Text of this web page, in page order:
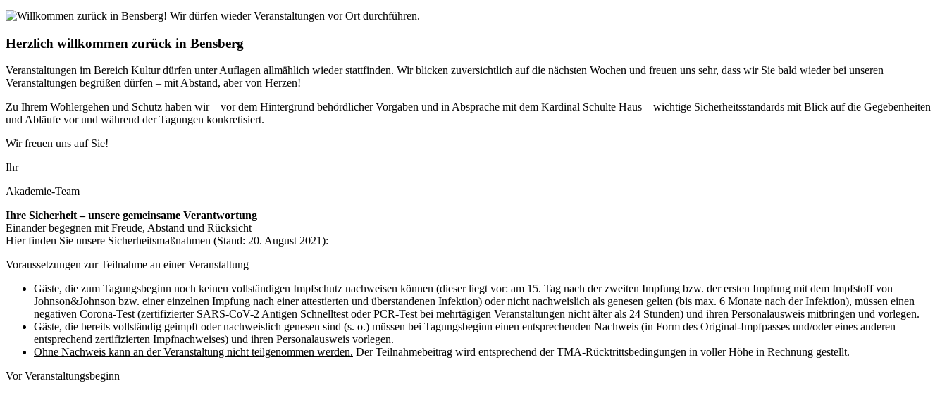
Herzlich willkommen zurück in Bensberg
Veranstaltungen im Bereich Kultur dürfen unter Auflagen allmählich wieder stattfinden. Wir blicken zuversichtlich auf die nächsten Wochen und freuen uns sehr, dass wir Sie bald wieder bei unseren
Veranstaltungen begrüßen dürfen – mit Abstand, aber von Herzen!
Zu Ihrem Wohlergehen und Schutz haben wir – vor dem Hintergrund behördlicher Vorgaben und in Absprache mit dem Kardinal Schulte Haus – wichtige Sicherheitsstandards mit Blick auf die Gegebenheiten
und Abläufe vor und während der Tagungen konkretisiert.
Wir freuen uns auf Sie!
Ihr
Akademie-Team
Ihre Sicherheit – unsere gemeinsame Verantwortung
Einander begegnen mit Freude, Abstand und Rücksicht
Hier finden Sie unsere Sicherheitsmaßnahmen (Stand: 20. August 2021):
Voraussetzungen zur Teilnahme an einer Veranstaltung
Gäste, die zum Tagungsbeginn noch keinen vollständigen Impfschutz nachweisen können (dieser liegt vor: am 15. Tag nach der zweiten Impfung bzw. der ersten Impfung mit dem Impfstoff von
Johnson&Johnson bzw. einer einzelnen Impfung nach einer attestierten und überstandenen Infektion) oder nicht nachweislich als genesen gelten (bis max. 6 Monate nach der Infektion), müssen einen
negativen Corona-Test (zertifizierter SARS-CoV-2 Antigen Schnelltest oder PCR-Test bei mehrtägigen Veranstaltungen nicht älter als 24 Stunden) und ihren Personalausweis mitbringen und vorlegen.
Gäste, die bereits vollständig geimpft oder nachweislich genesen sind (s. o.) müssen bei Tagungsbeginn einen entsprechenden Nachweis (in Form des Original-Impfpasses und/oder eines anderen
entsprechend zertifizierten Impfnachweises) und ihren Personalausweis vorlegen.
Ohne Nachweis kann an der Veranstaltung nicht teilgenommen werden. Der Teilnahmebeitrag wird entsprechend der TMA-Rücktrittsbedingungen in voller Höhe in Rechnung gestellt.
Vor Veranstaltungsbeginn